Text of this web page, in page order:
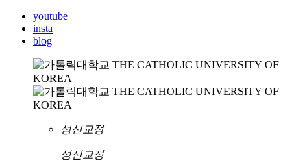
youtube
insta
blog
성신교정
성신교정